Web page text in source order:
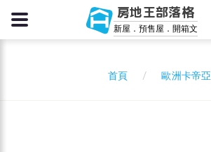
房地王部落格
新屋．預售屋．開箱文
首頁 歐洲卡帝亞